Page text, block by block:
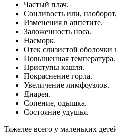
Частый плач.
Сонливость или,
Изменения в аппетите.
Заложенность носа.
Насморк.
Отек слизистой оболочки
Повышенная температура.
Приступы кашля.
Покраснение горла.
Увеличение лимфоузлов.
Диарея.
Сопение, одышка.
Состояние удушья.
Тяжелее всего у маленьких